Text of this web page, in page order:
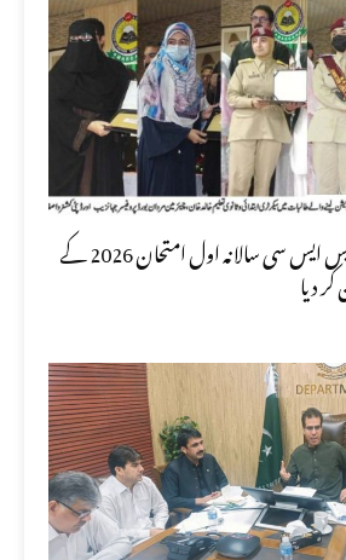
تعلیمی بورڈ مردان نے ایس ایس سی سالانہ اول امتحان 2026 کے
دیا